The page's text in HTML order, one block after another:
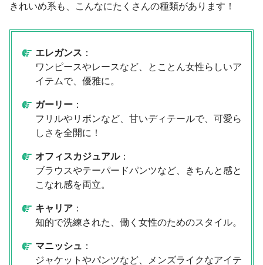
きれいめ系も、こんなにたくさんの種類があります！
エレガンス ：
ワンピースやレースなど、とことん女性らしいア
イテムで、優雅に。
ガーリー ：
フリルやリボンなど、甘いディテールで、可愛ら
しさを全開に！
オフィスカジュアル：
ブラウスやテーパードパンツなど、きちんと感と
こなれ感を両立。
キャリア ：
知的で洗練された、働く女性のためのスタイル。
マニッシュ ：
ジャケットやパンツなど、メンズライクなアイテ